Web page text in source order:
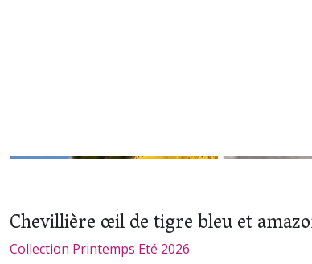
Chevillière œil de tigre bleu et
Collection Printemps Eté 2026